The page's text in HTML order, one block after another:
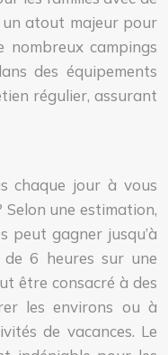
un atout majeur pour
campings
des équipements
régulier, assurant
chaque jour à vous
une estimation,
peut gagner jusqu’à
6 heures sur une
être consacré à des
les environs ou à
de vacances. Le